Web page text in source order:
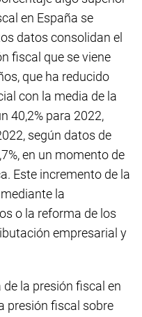
en España se
datos consolidan el
fiscal que se viene
que ha reducido
con la media de la
40,2% para 2022,
según datos de
en un momento de
Este incremento de la
la
o la reforma de los
empresarial y
la presión fiscal en
presión fiscal sobre